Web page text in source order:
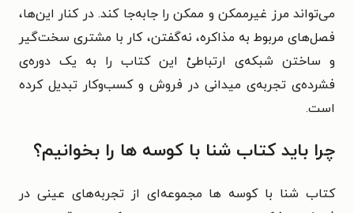
می‌تواند مرز غیرممکن و ممکن را جابه‌جا کند. در کنار این‌ها،
فصل‌های مربوط به مذاکره، نه‌گفتن، کار با مشتری سخت‌گیر
و ساختن شبکه‌ی ارتباطیْ این کتاب را به یک دوره‌ی
فشرده‌ی تجربه‌ی میدانی در فروش و کسب‌وکار تبدیل کرده
است.
چرا باید کتاب شنا با کوسه ها را بخوانیم؟
کتاب شنا با کوسه‌ ها مجموعه‌ای از تجربه‌های عینی در